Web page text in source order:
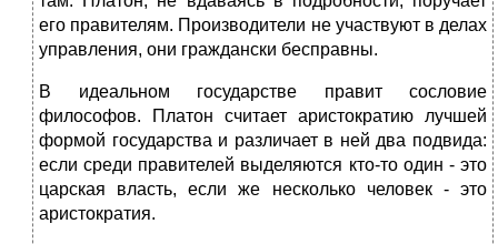
его правителям. Производители не участвуют в делах
управления, они граждански бесправны.
В идеальном государстве правит сословие
философов. Платон считает аристократию лучшей
формой государства и различает в ней два подвида:
если среди правителей выделяются кто-то один - это
царская власть, если же несколько человек - это
аристократия.